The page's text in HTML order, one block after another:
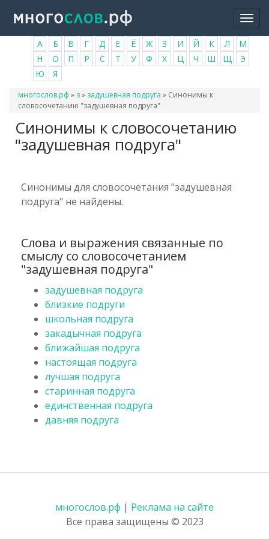
основному
содержанию
А Б В Г Д Е Ё Ж З И Й К Л
М
Н
О П Р С Т У Ф Х Ц Ч Ш Щ
Э
Ю
Я
Вы
здесь
многослов.рф » з» задушевная подруга » Синонимы к
словосочетанию "задушевная подруга"
Синонимы к словосочетанию
"задушевная подруга"
Синонимы для словосочетания "задушевная
подруга" не найдены.
Слова и выражения связанные по
смыслу со словосочетанием
"задушевная подруга"
задушевная подруга
близкие подруги
школьная подруга
закадычная подруга
ближайшая подруга
настоящая подруга
лучшая подруга
старинная подруга
единственная подруга
давняя подруга
многослов.рф | Реклама на сайте
Все права защищены © 2023